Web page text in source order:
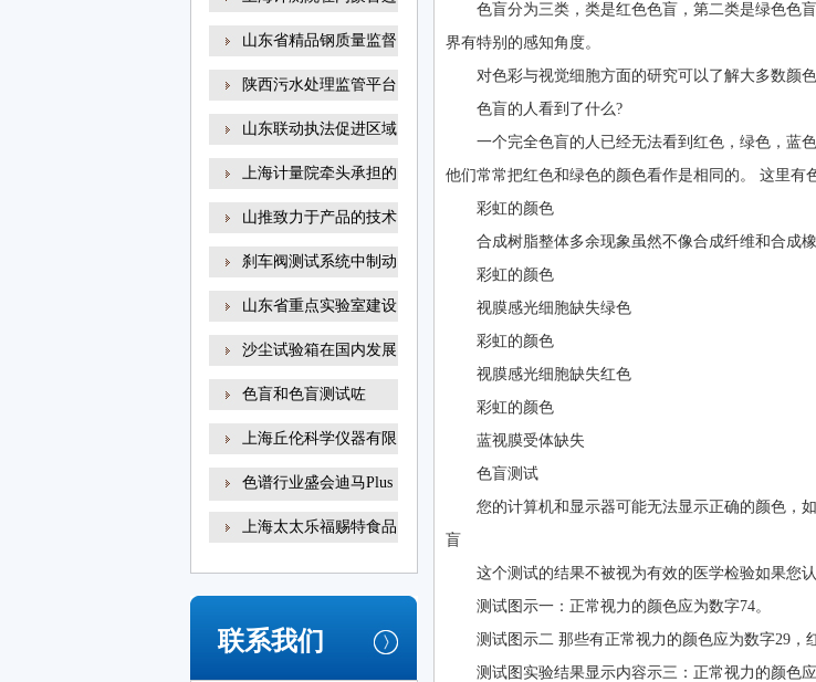
山东省精品钢质量监督
陕西污水处理监管平台
山东联动执法促进区域
上海计量院牵头承担的
山推致力于产品的技术
刹车阀测试系统中制动
山东省重点实验室建设
沙尘试验箱在国内发展
色盲和色盲测试咗
上海丘伦科学仪器有限
色谱行业盛会迪马Plus
上海太太乐福赐特食品
联系我们
色盲分为三类，类是红色色盲，第二类是绿色色
界有特别的感知角度。
对色彩与视觉细胞方面的研究可以了解大多数颜
色盲的人看到了什么?
一个完全色盲的人已经无法看到红色，绿色，蓝
他们常常把红色和绿色的颜色看作是相同的。 这里有
彩虹的颜色
合成树脂整体多余现象虽然不像合成纤维和合成
彩虹的颜色
视膜感光细胞缺失绿色
彩虹的颜色
视膜感光细胞缺失红色
彩虹的颜色
蓝视膜受体缺失
色盲测试
您的计算机和显示器可能无法显示正确的颜色，
盲
这个测试的结果不被视为有效的医学检验如果您
测试图示一：正常视力的颜色应为数字74。
测试图示二 那些有正常视力的颜色应为数字29，
测试图实验结果显示内容示三：正常视力的颜色应